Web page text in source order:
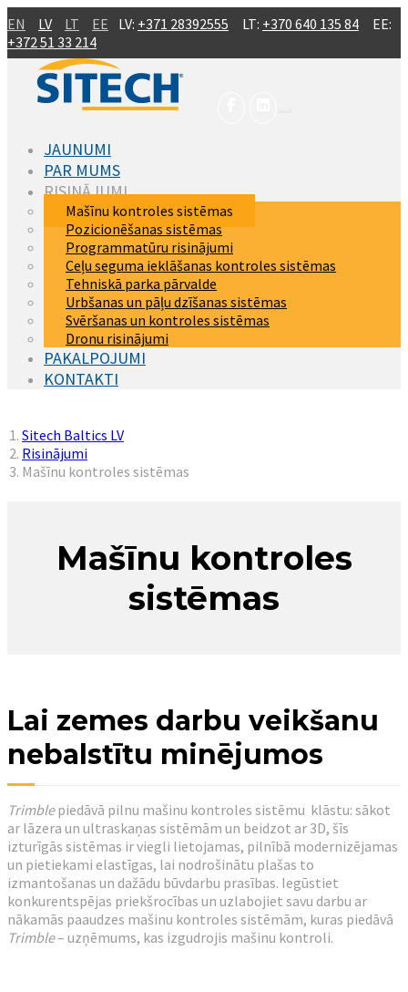
Skip to main content
EN LV LT EE LV: +371 28392555 LT: +370 640 135 84
EE:
+372 51 33 214
JAUNUMI
PAR MUMS
RISINĀJUMI
Mašīnu kontroles sistēmas
Pozicionēšanas sistēmas
Programmatūru risinājumi
Ceļu seguma ieklāšanas kontroles sistēmas
Tehniskā parka pārvalde
Urbšanas un pāļu dzīšanas sistēmas
Svēršanas un kontroles sistēmas
Dronu risinājumi
PAKALPOJUMI
KONTAKTI
You are here:
Sitech Baltics LV
Risinājumi
Mašīnu kontroles sistēmas
Mašīnu kontroles
sistēmas
Lai zemes darbu veikšanu
nebalstītu minējumos
Trimblepiedāvā pilnu mašinu kontroles sistēmu klāstu: sākot
ar lāzera un ultraskaņas sistēmām un beidzot ar 3D, šīs
izturīgās sistēmas ir viegli lietojamas, pilnībā modernizējamas
un pietiekami elastīgas, lai nodrošinātu plašas to
izmantošanas un dažādu būvdarbu prasības. Iegūstiet
konkurentspējas priekšrocības un uzlabojiet savu darbu ar
nākamās paaudzes mašinu kontroles sistēmām, kuras piedāvā
Trimble– uzņēmums, kas izgudrojis mašinu kontroli.